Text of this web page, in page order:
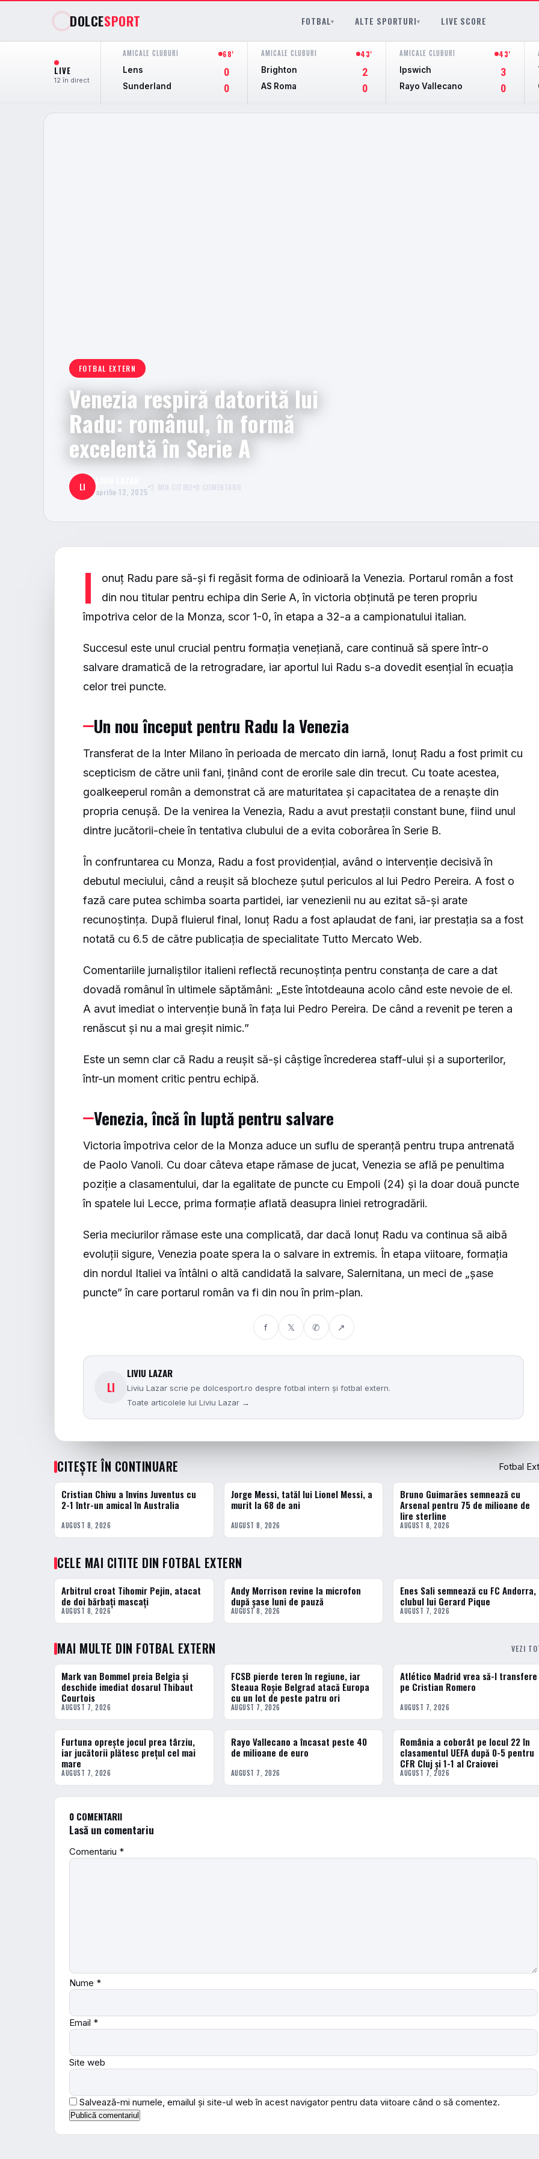
DOLCESPORT FOTBAL▾ ALTE SPORTURI▾ LIVE SCORE
LIVE
12 în direct
AMICALE CLUBURI 68'
Lens 0
Sunderland 0
AMICALE CLUBURI 43'
Brighton 2
AS Roma 0
AMICALE CLUBURI 43'
Ipswich 3
Rayo Vallecano 0
FOTBAL EXTERN
Venezia respiră datorită lui
Radu: românul, în formă
excelentă în Serie A
LI aprilie 12, 2025 2 MIN CITIRE 0 COMENTARII
I
onuț Radu pare să-și fi regăsit forma de odinioară la Venezia. Portarul român a fost
din nou titular pentru echipa din Serie A, în victoria obținută pe teren propriu
împotriva celor de la Monza, scor 1-0, în etapa a 32-a a campionatului italian.
Succesul este unul crucial pentru formația venețiană, care continuă să spere într-o
salvare dramatică de la retrogradare, iar aportul lui Radu s-a dovedit esențial în ecuația
celor trei puncte.
Un nou început pentru Radu la Venezia
Transferat de la Inter Milano în perioada de mercato din iarnă, Ionuț Radu a fost primit cu
scepticism de către unii fani, ținând cont de erorile sale din trecut. Cu toate acestea,
goalkeeperul român a demonstrat că are maturitatea și capacitatea de a renaște din
propria cenușă. De la venirea la Venezia, Radu a avut prestații constant bune, fiind unul
dintre jucătorii-cheie în tentativa clubului de a evita coborârea în Serie B.
În confruntarea cu Monza, Radu a fost providențial, având o intervenție decisivă în
debutul meciului, când a reușit să blocheze șutul periculos al lui Pedro Pereira. A fost o
fază care putea schimba soarta partidei, iar venezienii nu au ezitat să-și arate
recunoștința. După fluierul final, Ionuț Radu a fost aplaudat de fani, iar prestația sa a fost
notată cu 6.5 de către publicația de specialitate Tutto Mercato Web.
Comentariile jurnaliștilor italieni reflectă recunoștința pentru constanța de care a dat
dovadă românul în ultimele săptămâni: „Este întotdeauna acolo când este nevoie de el.
A avut imediat o intervenție bună în fața lui Pedro Pereira. De când a revenit pe teren a
renăscut și nu a mai greșit nimic.”
Este un semn clar că Radu a reușit să-și câștige încrederea staff-ului și a suporterilor,
într-un moment critic pentru echipă.
Venezia, încă în luptă pentru salvare
Victoria împotriva celor de la Monza aduce un suflu de speranță pentru trupa antrenată
de Paolo Vanoli. Cu doar câteva etape rămase de jucat, Venezia se află pe penultima
poziție a clasamentului, dar la egalitate de puncte cu Empoli (24) și la doar două puncte
în spatele lui Lecce, prima formație aflată deasupra liniei retrogradării.
Seria meciurilor rămase este una complicată, dar dacă Ionuț Radu va continua să aibă
evoluții sigure, Venezia poate spera la o salvare in extremis. În etapa viitoare, formația
din nordul Italiei va întâlni o altă candidată la salvare, Salernitana, un meci de „șase
puncte” în care portarul român va fi din nou în prim-plan.
f 𝕏 ✆ ↗
LI
LIVIU LAZAR
Liviu Lazar scrie pe dolcesport.ro despre fotbal intern și fotbal extern.
Toate articolele lui Liviu Lazar →
CITEȘTE ÎN CONTINUARE Fotbal
FOTBAL EXTERN
Cristian Chivu a învins Juventus cu
2-1 într-un amical în Australia
AUGUST 8, 2026
FOTBAL EXTERN
Jorge Messi, tatăl lui Lionel Messi, a
murit la 68 de ani
AUGUST 8, 2026
FOTBAL EXTERN
Bruno Guimarães semnează cu
Arsenal pentru 75 de milioane de
lire sterline
AUGUST 8, 2026
CELE MAI CITITE DIN FOTBAL EXTERN
1 · TOP
Arbitrul croat Tihomir Pejin, atacat
de doi bărbați mascați
AUGUST 8, 2026
2 · TOP
Andy Morrison revine la microfon
după șase luni de pauză
AUGUST 8, 2026
3 · TOP
Enes Sali semnează cu FC Andorra,
clubul lui Gerard Pique
AUGUST 7, 2026
MAI MULTE DIN FOTBAL EXTERN VEZI
FOTBAL EXTERN
Mark van Bommel preia Belgia și
deschide imediat dosarul Thibaut
Courtois
AUGUST 7, 2026
FOTBAL EXTERN
FCSB pierde teren în regiune, iar
Steaua Roșie Belgrad atacă Europa
cu un lot de peste patru ori
AUGUST 7, 2026
FOTBAL EXTERN
Atlético Madrid vrea să-l transfere
pe Cristian Romero
AUGUST 7, 2026
FOTBAL EXTERN
Furtuna oprește jocul prea târziu,
iar jucătorii plătesc prețul cel mai
mare
AUGUST 7, 2026
FOTBAL EXTERN
Rayo Vallecano a încasat peste 40
de milioane de euro
AUGUST 7, 2026
FOTBAL EXTERN
România a coborât pe locul 22 în
clasamentul UEFA după 0-5 pentru
CFR Cluj și 1-1 al Craiovei
AUGUST 7, 2026
0 COMENTARII
Lasă un comentariu
Comentariu *
Nume *
Email *
Site web
Salvează-mi numele, emailul și site-ul web în acest navigator pentru data viitoare când o să comentez.